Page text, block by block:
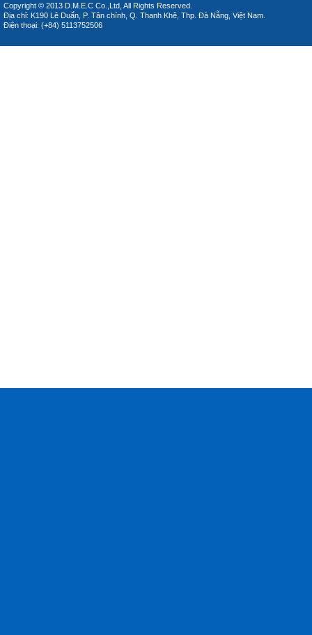
Copyright © 2013 D.M.E.C Co.,Ltd, All Rights Reserved.
Địa chỉ: K190 Lê Duẩn, P. Tân chính, Q. Thanh Khê, Thp. Đà Nẵng, Việt Nam.
Điện thoại: (+84) 5113752506